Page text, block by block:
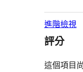
進階檢視
評分
這個項目